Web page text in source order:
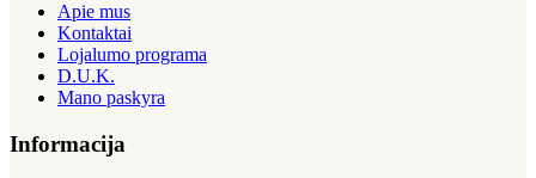
Apie mus
Kontaktai
Lojalumo programa
D.U.K.
Mano paskyra
Informacija